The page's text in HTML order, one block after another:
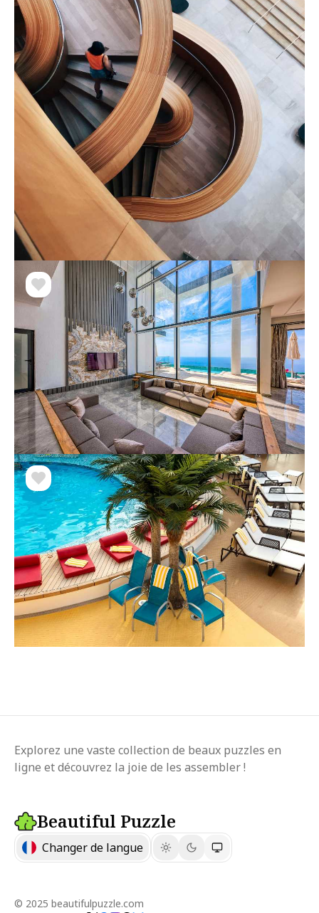
Explorez une vaste collection de beaux puzzles en
ligne et découvrez la joie de les assembler !
Beautiful Puzzle
Changer de langue
© 2025 beautifulpuzzle.com